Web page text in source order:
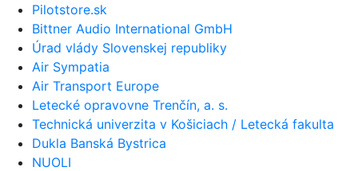
Pilotstore.sk
Bittner Audio International GmbH
Úrad vlády Slovenskej republiky
Air Sympatia
Air Transport Europe
Letecké opravovne Trenčín, a. s.
Technická univerzita v Košiciach / Letecká fakulta
Dukla Banská Bystrica
NUOLI